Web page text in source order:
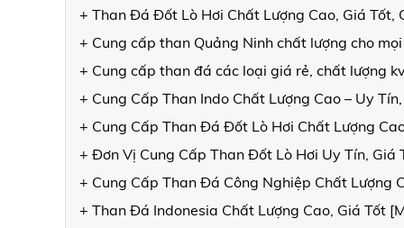
+ Than Đá Đốt Lò Hơi Chất Lượng Cao, Giá Tốt,
+ Cung cấp than Quảng Ninh chất lượng cho
+ Cung cấp than đá các loại giá rẻ, chất lượng
+ Cung Cấp Than Indo Chất Lượng Cao – Uy
+ Cung Cấp Than Đá Đốt Lò Hơi Chất Lượng
+ Đơn Vị Cung Cấp Than Đốt Lò Hơi Uy Tín, Giá
+ Cung Cấp Than Đá Công Nghiệp Chất Lượng
+ Than Đá Indonesia Chất Lượng Cao, Giá Tốt